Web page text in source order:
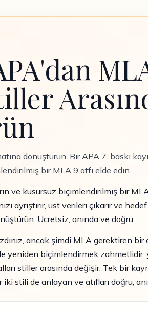
dönüştürün. Bir APA 7. baskı
bir MLA 9 atfı elde edin.
ve kusursuz biçimlendirilmiş bir
ayrıştırır, üst verileri çıkarır ve
Ücretsiz, anında ve doğru.
ancak şimdi MLA gerektiren
yeniden biçimlendirmek zahmetlidir:
stiller arasında değişir. Tek bir
stili de anlayan ve atıfları doğru,